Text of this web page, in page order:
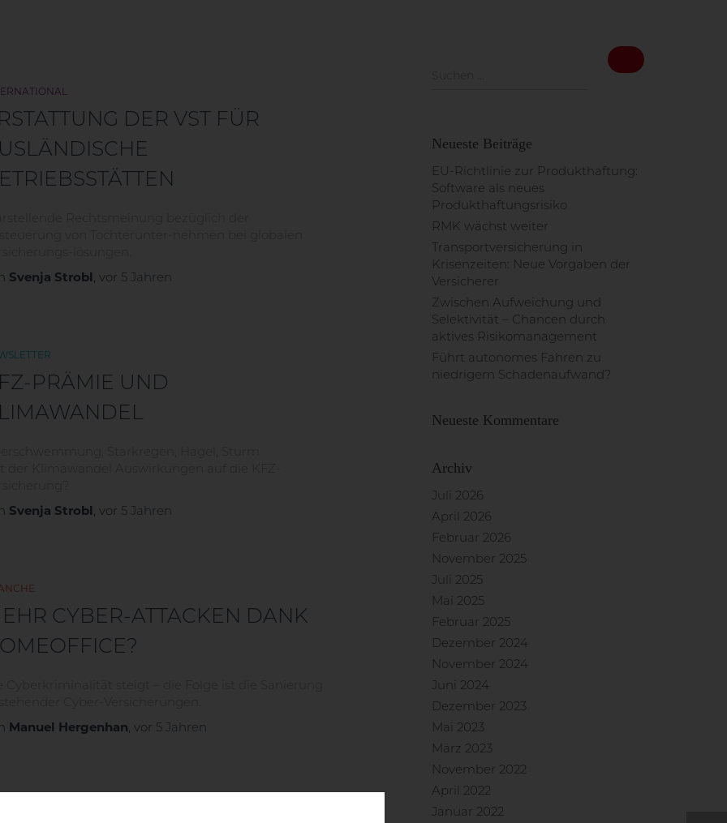
DER VST FÜR
Svenja Strobl , vor 5 Jahren
PRÄMIE UND
Svenja Strobl , vor 5 Jahren
CYBER-ATTACKEN DANK
Manuel Hergenhan, vor 5 Jahren
e
n
a
c
h
:
Neueste Beiträge
EU-Richtlinie zur Produkthaftung:
Software als neues
Produkthaftungsrisiko
RMK wächst weiter
Transportversicherung in
Krisenzeiten: Neue Vorgaben der
Versicherer
Zwischen Aufweichung und
Selektivität – Chancen durch
aktives Risikomanagement
Führt autonomes Fahren zu
niedrigem Schadenaufwand?
Neueste Kommentare
Archiv
Juli 2026
April 2026
Februar 2026
November 2025
Juli 2025
Mai 2025
Februar 2025
Dezember 2024
November 2024
Juni 2024
Dezember 2023
Mai 2023
März 2023
November 2022
April 2022
Januar 2022